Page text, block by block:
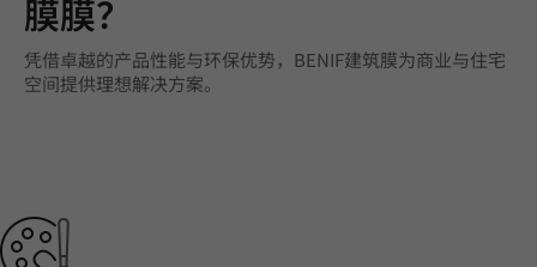
膜膜？
凭借卓越的产品性能与环保优势，BENIF建筑膜为商业与住宅
空间提供理想解决方案。